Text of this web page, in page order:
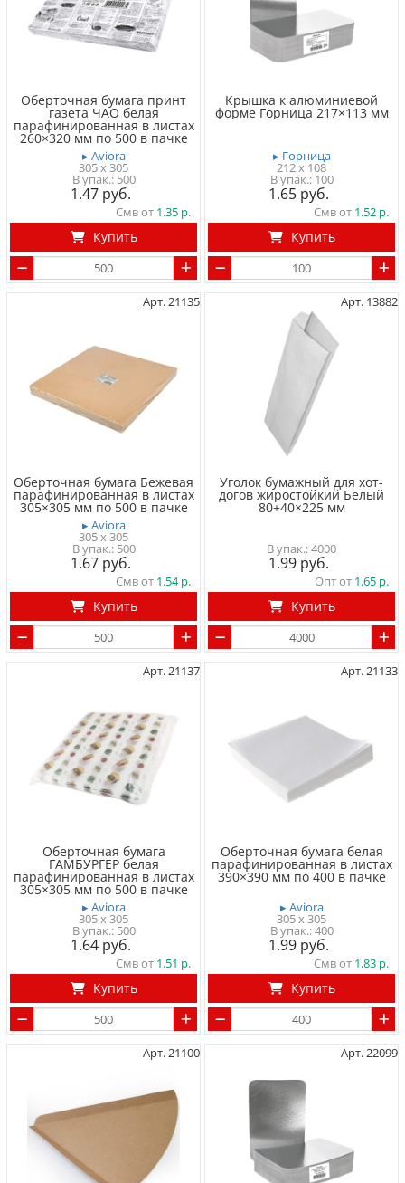
Оберточная бумага принт
газета ЧАО белая
парафинированная в листах
260×320 мм по 500 в пачке
▸ Aviora
305 x 305
500
1.47
Смв от 1.35
Купить
Крышка к алюминиевой
форме Горница 217×113 мм
▸ Горница
212 x 108
100
1.65
Смв от 1.52
Купить
Арт. 21135
Оберточная бумага Бежевая
парафинированная в листах
305×305 мм по 500 в пачке
▸ Aviora
305 x 305
500
1.67
Смв от 1.54
Купить
Арт. 13882
Уголок бумажный для хот-
догов жиростойкий Белый
80+40×225 мм
4000
1.99
Опт от 1.65
Купить
Арт. 21137
Оберточная бумага
ГАМБУРГЕР белая
парафинированная в листах
305×305 мм по 500 в пачке
▸ Aviora
305 x 305
500
1.64
Смв от 1.51
Купить
Арт. 21133
Оберточная бумага белая
парафинированная в листах
390×390 мм по 400 в пачке
▸ Aviora
305 x 305
400
1.99
Смв от 1.83
Купить
Арт. 21100 Арт. 22099